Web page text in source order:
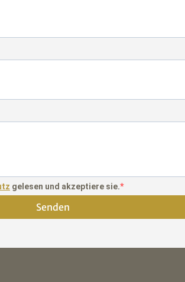
gelesen und akzeptiere sie.
Senden